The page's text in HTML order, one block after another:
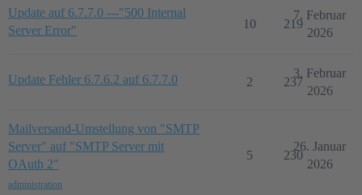
Update auf 6.7.7.0 ---"500 Internal
Server Error"
10 219
7. Februar
2026
Update Fehler 6.7.6.2 auf 6.7.7.0 2 237
3. Februar
2026
Mailversand-Umstellung von "SMTP
Server" auf "SMTP Server mit
OAuth 2"
administration
5 230
26. Januar
2026